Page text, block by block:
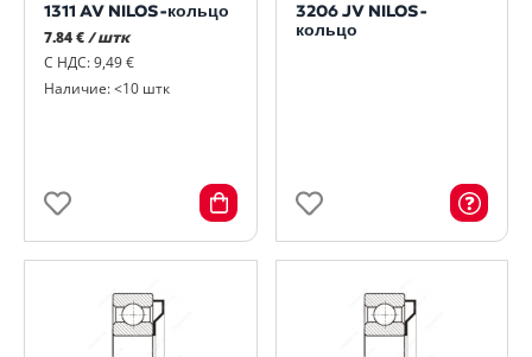
1311 AV NILOS-кольцо
7.84 €/ штк
С НДС: 9,49 €
Наличие: <10 штк
3206 JV NILOS-
кольцо